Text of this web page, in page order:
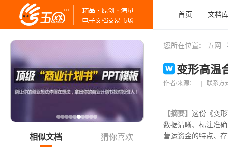
首页 文档
您所在位置: 五网
变形高温
作者/来源： 联系方
【摘要】 这份《变
数据清晰、标注准
营运资金的特点、